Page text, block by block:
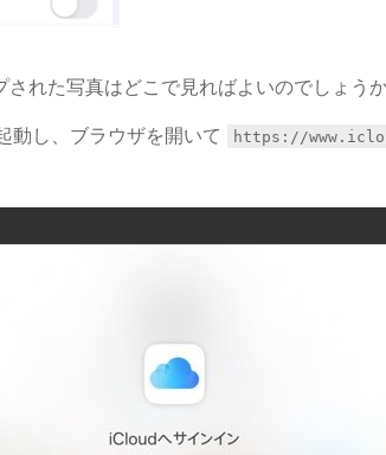
れた写真はどこで見ればよいのでしょう
動し、ブラウザを開いて https://